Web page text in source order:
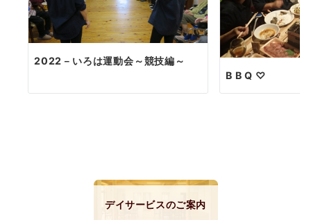
2022－いろは運動会～競技編～
B B Q ♡
デイサービスのご案内